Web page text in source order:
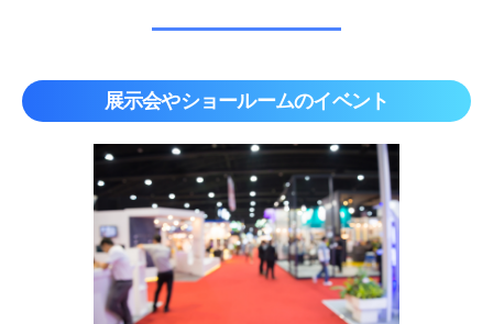
展示会やショールームのイベント